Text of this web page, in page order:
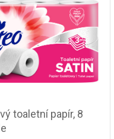
toaletní papír, 8